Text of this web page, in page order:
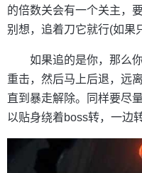
的倍数关会有一个关主，
别想，追着刀它就行(如果
如果追的是你，那么
重击，然后马上后退，远
直到暴走解除。同样要尽
以贴身绕着boss转，一边